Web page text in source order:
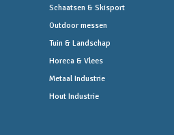
Schaatsen & Skisport
Outdoor messen
Tuin & Landschap
Horeca & Vlees
Metaal Industrie
Hout Industrie